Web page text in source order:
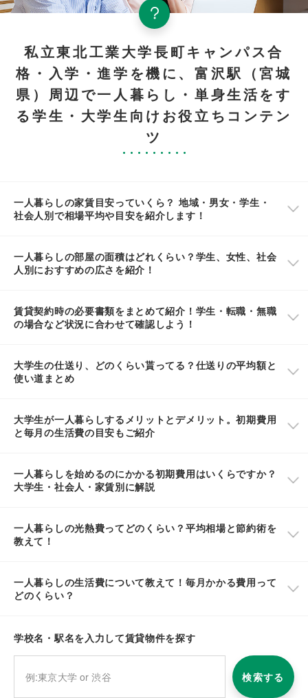
私立東北工業大学長町キャンパス合
格・入学・進学を機に、富沢駅（宮城
県）周辺で一人暮らし・単身生活をす
る学生・大学生向けお役立ちコンテン
ツ
一人暮らしの家賃目安っていくら？ 地域・男女・学生・
社会人別で相場平均や目安を紹介します！
一人暮らしの部屋の面積はどれくらい？学生、女性、社会
人別におすすめの広さを紹介！
賃貸契約時の必要書類をまとめて紹介！学生・転職・無職
の場合など状況に合わせて確認しよう！
大学生の仕送り、どのくらい貰ってる？仕送りの平均額と
使い道まとめ
大学生が一人暮らしするメリットとデメリット。初期費用
と毎月の生活費の目安もご紹介
一人暮らしを始めるのにかかる初期費用はいくらですか？
大学生・社会人・家賃別に解説
一人暮らしの光熱費ってどのくらい？平均相場と節約術を
教えて！
一人暮らしの生活費について教えて！毎月かかる費用って
どのくらい？
学校名・駅名を入力して賃貸物件を探す
検索する